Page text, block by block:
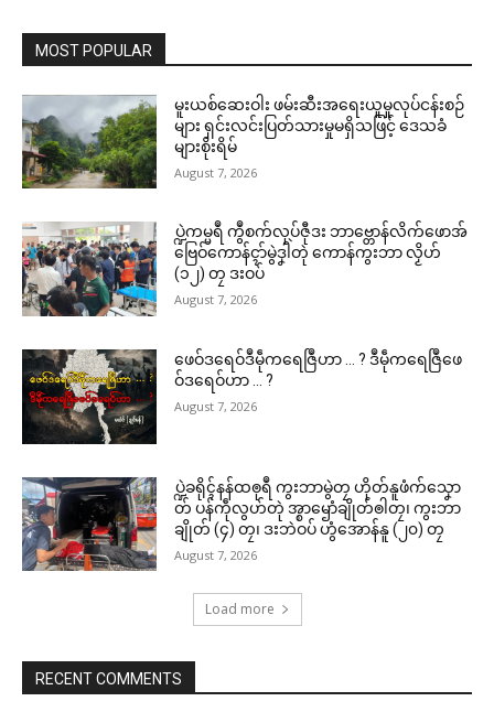
MOST POPULAR
မူးယစ်ဆေးဝါး ဖမ်းဆီးအရေးယူမှုလုပ်ငန်းစဉ်
များ ရှင်းလင်းပြတ်သားမှုမရှိသဖြင့် ဒေသခံ
များစိုးရိမ်
August 7, 2026
ပ္ဍဲကမ္မရဳ ကွဳစက်လုပ်ဇီုဒး ဘာဗ္တောန်လိက်ဖောအ်
ဗြေဝ်ကောန်ၚာ်မွဲဒၞါဲတုဲ ကောန်ကွးဘာ လၟိဟ်
(၁၂) တၠ ဒးဝပ်
August 7, 2026
ဖေဝ်ဒရေဝ်ဒဳမဵုကရေဇြဳဟာ … ? ဒဳမဵုကရေဇြဳဖေ
ဝ်ဒရေဝ်ဟာ … ?
August 7, 2026
ပ္ဍဲခရိုၚ်နန်ထၜုရဳ ကွးဘာမွဲတၠ ဟိုတ်နူဖံက်သၞော
တ် ပန်ကဵုလွဟ်တုဲ အ္စာၝောံချိုတ်ၜါတၠ၊ ကွးဘာ
ချိုတ် (၄) တၠ၊ ဒးဘဲဝပ် ဟွံအောန်နူ (၂၀) တၠ
August 7, 2026
Load more
RECENT COMMENTS